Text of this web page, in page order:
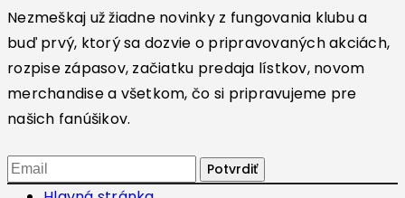
Nezmeškaj už žiadne novinky z fungovania klubu a
buď prvý, ktorý sa dozvie o pripravovaných akciách,
rozpise zápasov, začiatku predaja lístkov, novom
merchandise a všetkom, čo si pripravujeme pre
našich fanúšikov.